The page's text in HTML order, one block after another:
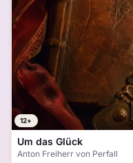
12+
Um das Glück
Anton Freiherr von Perfall